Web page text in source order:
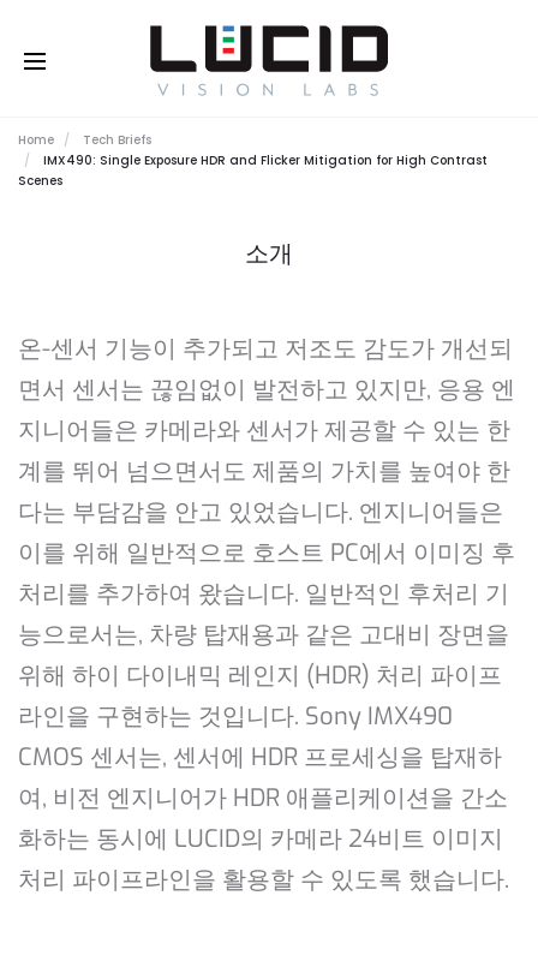
Home
Tech Briefs
IMX490: Single Exposure HDR and Flicker Mitigation for High Contrast
Scenes
소개
온-센서 기능이 추가되고 저조도 감도가 개선되
면서 센서는 끊임없이 발전하고 있지만, 응용 엔
지니어들은 카메라와 센서가 제공할 수 있는 한
계를 뛰어 넘으면서도 제품의 가치를 높여야 한
다는 부담감을 안고 있었습니다. 엔지니어들은
이를 위해 일반적으로 호스트 PC에서 이미징 후
처리를 추가하여 왔습니다. 일반적인 후처리 기
능으로서는, 차량 탑재용과 같은 고대비 장면을
위해 하이 다이내믹 레인지 (HDR) 처리 파이프
라인을 구현하는 것입니다. Sony IMX490
CMOS 센서는, 센서에 HDR 프로세싱을 탑재하
여, 비전 엔지니어가 HDR 애플리케이션을 간소
화하는 동시에 LUCID의 카메라 24비트 이미지
처리 파이프라인을 활용할 수 있도록 했습니다.